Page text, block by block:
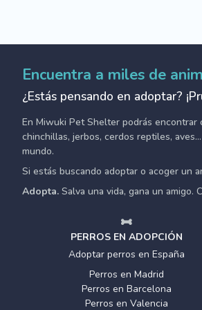
Encuentra a miles de
¿Estás pensando en adoptar?
En Miwuki Pet Shelter podrás encontrar
chinchillas, jerbos, cerdos reptiles,
mundo.
Si estás buscando adoptar o acoger un
Adopta. Salva una vida, gana un amigo.
PERROS EN ADOPCIÓN
Adoptar perros en España
Perros en Madrid
Perros en Barcelona
Perros en Valencia